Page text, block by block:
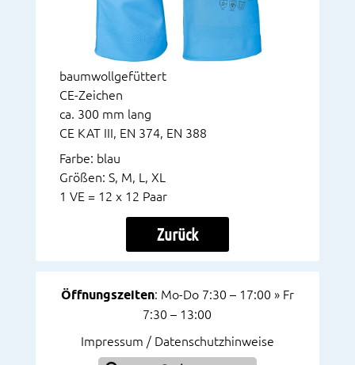
baumwollgefüttert
CE-Zeichen
ca. 300 mm lang
CE KAT III, EN 374, EN 388
Farbe: blau
Größen: S, M, L, XL
1 VE = 12 x 12 Paar
Zurück
Öffnungszeiten: Mo-Do 7:30 – 17:00 » Fr
7:30 – 13:00
Impressum / Datenschutzhinweise